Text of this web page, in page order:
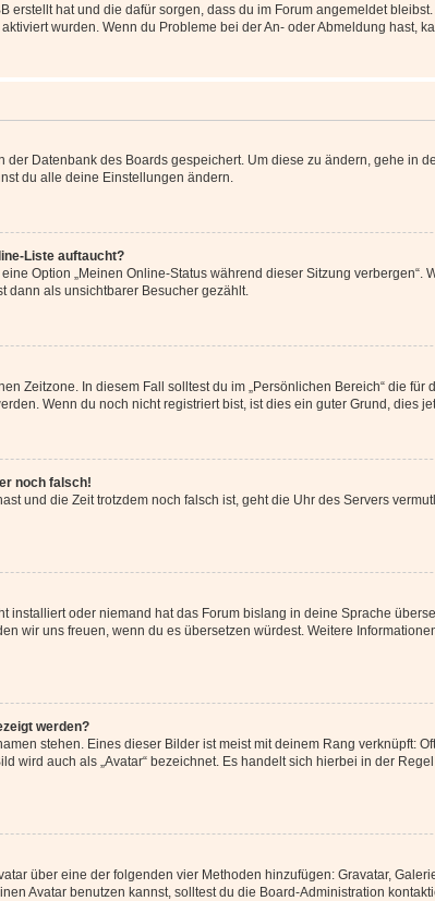
erstellt hat und die dafür sorgen, dass du im Forum angemeldet
wurden. Wenn du Probleme bei der An- oder Abmeldung hast,
Datenbank des Boards gespeichert. Um diese zu ändern, gehe in
du alle deine Einstellungen ändern.
Liste auftaucht?
Option „Meinen Online-Status während dieser Sitzung verbergen“.
dann als unsichtbarer Besucher gezählt.
Zeitzone. In diesem Fall solltest du im „Persönlichen Bereich“ die
Wenn du noch nicht registriert bist, ist dies ein guter Grund, dies
noch falsch!
und die Zeit trotzdem noch falsch ist, geht die Uhr des Servers
installiert oder niemand hat das Forum bislang in deine Sprache
wir uns freuen, wenn du es übersetzen würdest. Weitere
werden?
stehen. Eines dieser Bilder ist meist mit deinem Rang verknüpft:
wird auch als „Avatar“ bezeichnet. Es handelt sich hierbei in der
über eine der folgenden vier Methoden hinzufügen: Gravatar,
Avatar benutzen kannst, solltest du die Board-Administration